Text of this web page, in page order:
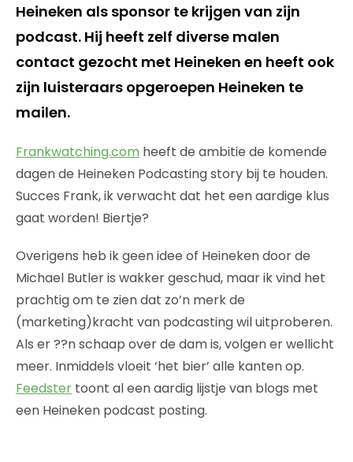
Heineken als sponsor te krijgen van zijn
podcast. Hij heeft zelf diverse malen
contact gezocht met Heineken en heeft ook
zijn luisteraars opgeroepen Heineken te
mailen.
Frankwatching.com heeft de ambitie de komende
dagen de Heineken Podcasting story bij te houden.
Succes Frank, ik verwacht dat het een aardige klus
gaat worden! Biertje?
Overigens heb ik geen idee of Heineken door de
Michael Butler is wakker geschud, maar ik vind het
prachtig om te zien dat zo’n merk de
(marketing)kracht van podcasting wil uitproberen.
Als er ??n schaap over de dam is, volgen er wellicht
meer. Inmiddels vloeit ‘het bier’ alle kanten op.
Feedster toont al een aardig lijstje van blogs met
een Heineken podcast posting.